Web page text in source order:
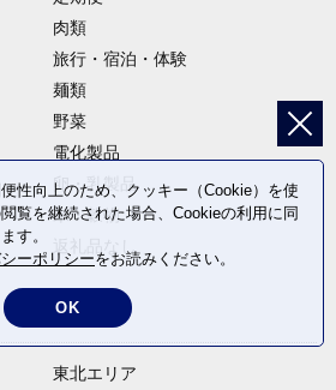
肉類
旅行・宿泊・体験
麺類
野菜
電化製品
卵・乳製品
米・穀物
東北エリア
性向上のため、クッキー（Cookie）を使
覧を継続された場合、Cookieの利用に同
す。
ーポリシーをお読みください。
OK